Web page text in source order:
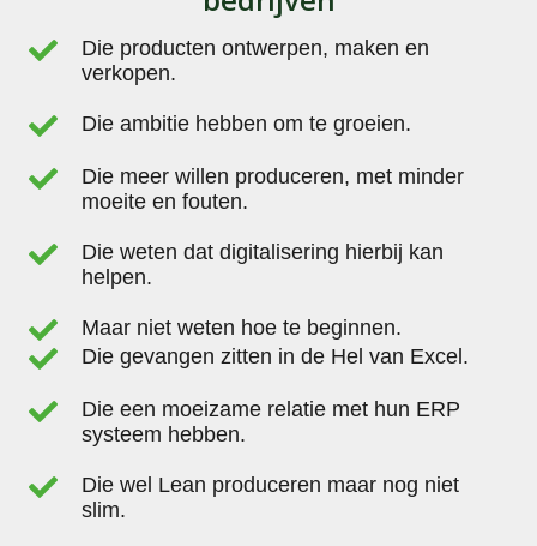
Die producten ontwerpen, maken en
verkopen.
Die ambitie hebben om te groeien.
Die meer willen produceren, met minder
moeite en fouten.
Die weten dat digitalisering hierbij kan
helpen.
Maar niet weten hoe te beginnen.
Die gevangen zitten in de Hel van Excel.
Die een moeizame relatie met hun ERP
systeem hebben.
Die wel Lean produceren maar nog niet
slim.